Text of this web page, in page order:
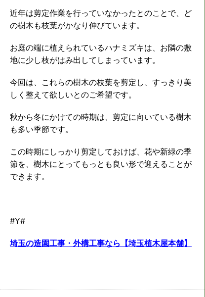
近年は剪定作業を行っていなかったとのことで、ど
の樹木も枝葉がかなり伸びています。
お庭の端に植えられているハナミズキは、お隣の敷
地に少し枝がはみ出してしまっています。
今回は、これらの樹木の枝葉を剪定し、すっきり美
しく整えて欲しいとのご希望です。
秋から冬にかけての時期は、剪定に向いている樹木
も多い季節です。
この時期にしっかり剪定しておけば、花や新緑の季
節を、樹木にとってもっとも良い形で迎えることが
できます。
#Y#
埼玉の造園工事・外構工事なら【埼玉植木屋本舗】